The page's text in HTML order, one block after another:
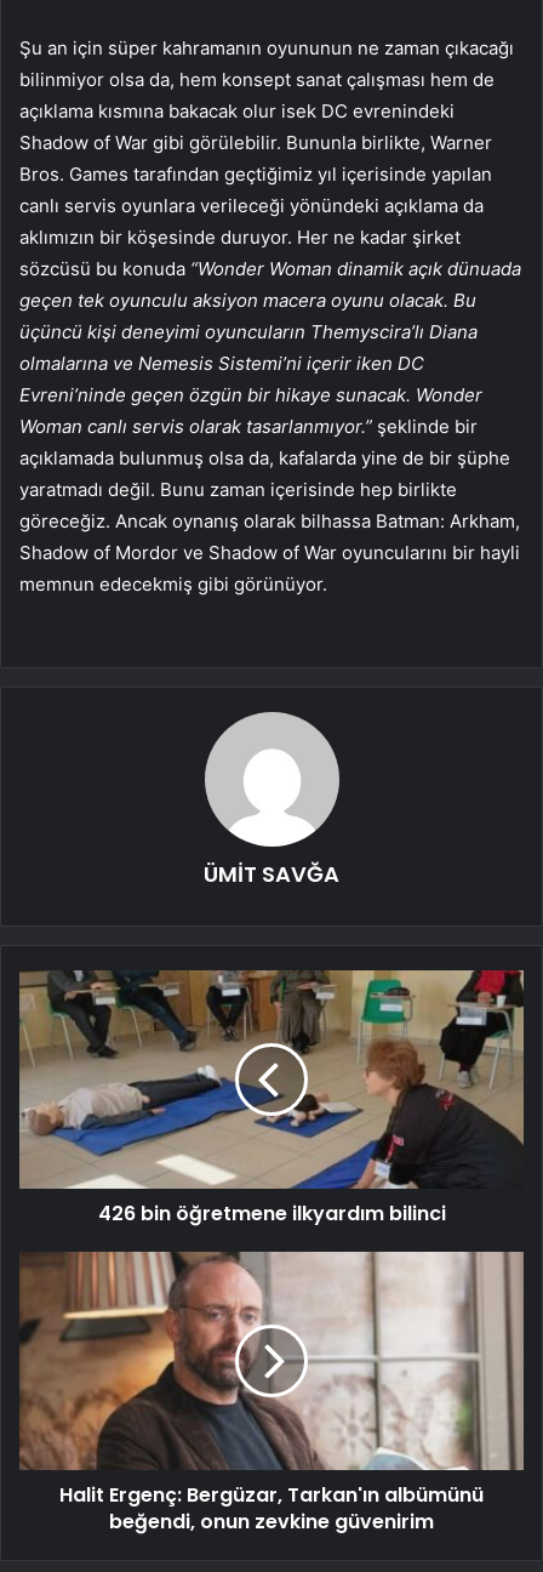
Şu an için süper kahramanın oyununun ne zaman çıkacağı
bilinmiyor olsa da, hem konsept sanat çalışması hem de
açıklama kısmına bakacak olur isek DC evrenindeki
Shadow of War gibi görülebilir. Bununla birlikte, Warner
Bros. Games tarafından geçtiğimiz yıl içerisinde yapılan
canlı servis oyunlara verileceği yönündeki açıklama da
aklımızın bir köşesinde duruyor. Her ne kadar şirket
sözcüsü bu konuda “Wonder Woman dinamik açık dünuada
geçen tek oyunculu aksiyon macera oyunu olacak. Bu
üçüncü kişi deneyimi oyuncuların Themyscira’lı Diana
olmalarına ve Nemesis Sistemi’ni içerir iken DC
Evreni’ninde geçen özgün bir hikaye sunacak. Wonder
Woman canlı servis olarak tasarlanmıyor.” şeklinde bir
açıklamada bulunmuş olsa da, kafalarda yine de bir şüphe
yaratmadı değil. Bunu zaman içerisinde hep birlikte
göreceğiz. Ancak oynanış olarak bilhassa Batman: Arkham,
Shadow of Mordor ve Shadow of War oyuncularını bir hayli
memnun edecekmiş gibi görünüyor.
ÜMİT SAVĞA
426 bin öğretmene ilkyardım bilinci
Halit Ergenç: Bergüzar, Tarkan'ın albümünü
beğendi, onun zevkine güvenirim